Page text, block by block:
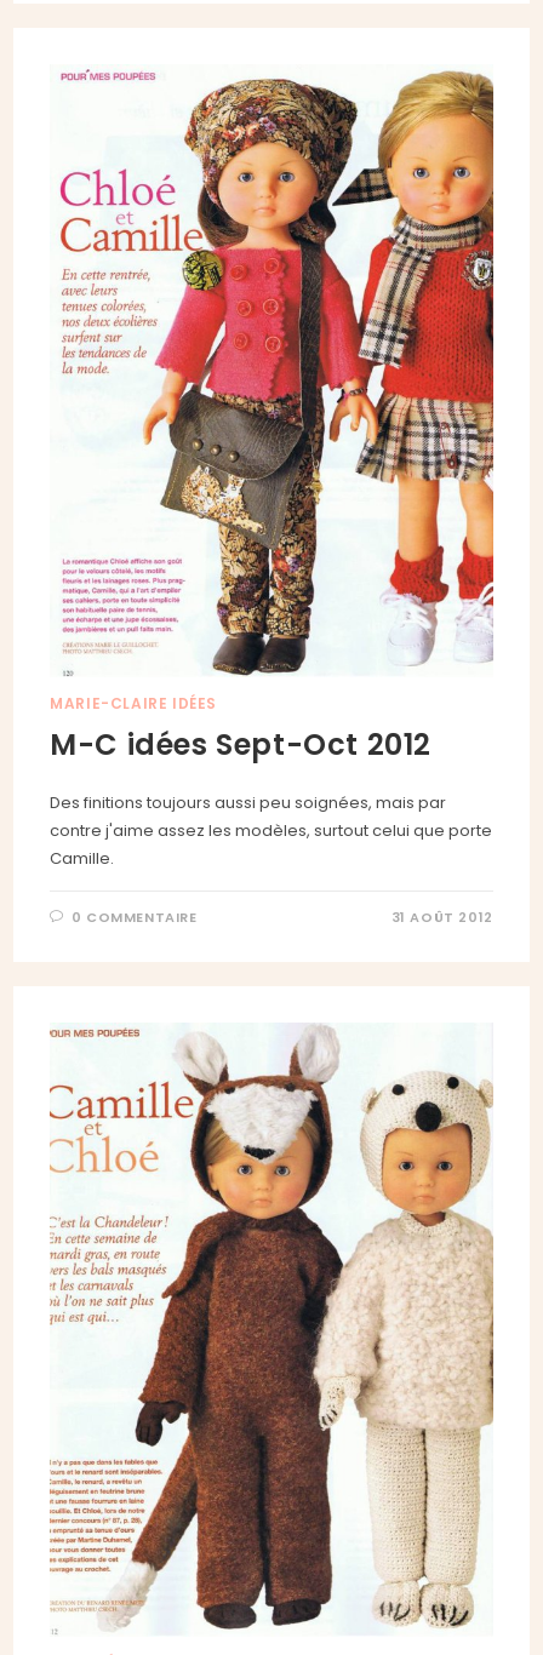
MARIE-CLAIRE IDÉES
M-C idées Sept-Oct 2012
Des finitions toujours aussi peu soignées, mais par
contre j'aime assez les modèles, surtout celui que porte
Camille.
0 COMMENTAIRE 31 AOÛT 2012